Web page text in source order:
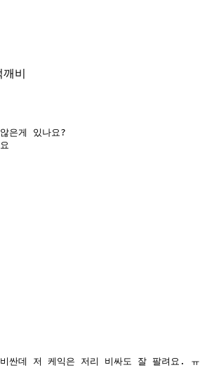
비
은게 있나요?
싼데 저 케익은 저리 비싸도 잘 팔려요.